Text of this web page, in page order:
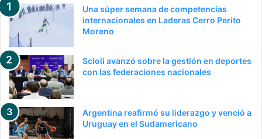
Una súper semana de competencias
internacionales en Laderas Cerro Perito
Moreno
Scioli avanzó sobre la gestión en deportes
con las federaciones nacionales
Argentina reafirmó su liderazgo y venció a
Uruguay en el Sudamericano